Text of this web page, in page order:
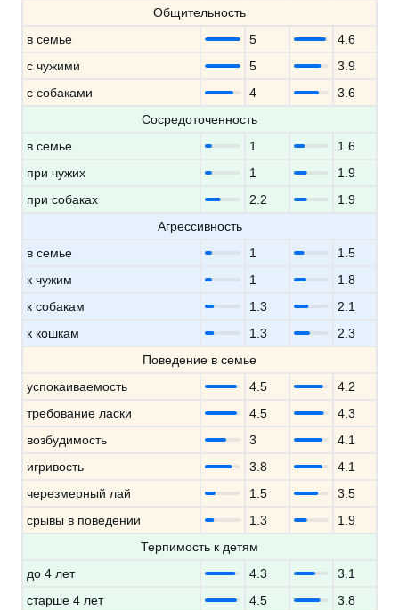
Общительность
в семье
5
4.6
с чужими
5
3.9
с собаками
4
3.6
Сосредоточенность
в семье
1
1.6
при чужих
1
1.9
при собаках
2.2
1.9
Агрессивность
в семье
1
1.5
к чужим
1
1.8
к собакам
1.3
2.1
к кошкам
1.3
2.3
Поведение в семье
успокаиваемость
4.5
4.2
требование ласки
4.5
4.3
возбудимость
3
4.1
игривость
3.8
4.1
черезмерный лай
1.5
3.5
срывы в поведении
1.3
1.9
Терпимость к детям
до 4 лет
4.3
3.1
старше 4 лет
4.5
3.8